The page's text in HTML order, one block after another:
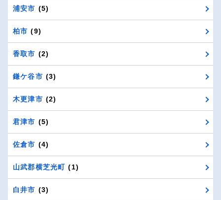
浦安市 (5)
柏市 (9)
香取市 (2)
鎌ケ谷市 (3)
木更津市 (2)
君津市 (5)
佐倉市 (4)
山武郡横芝光町 (1)
白井市 (3)